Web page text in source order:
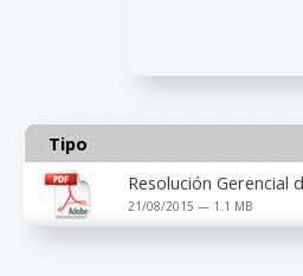
Tipo
Resolución Gerencial
21/08/2015 — 1.1 MB